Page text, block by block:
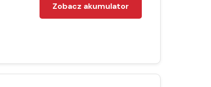
Zobacz akumulator